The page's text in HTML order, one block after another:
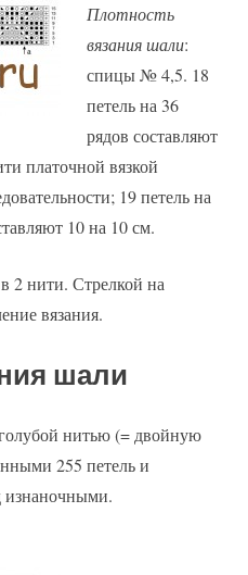
Плотность
вязания шали:
спицы № 4,5. 18
петель на 36
рядов составляют
платочной вязкой
19 петель на
10 на 10 см.
2 нити. Стрелкой на
вязания.
шали
нитью (= двойную
255 петель и
изнаночными.